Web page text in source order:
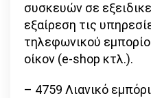
συσκευών σε
εξαίρεση τις
τηλεφωνικού
οίκον (e-shop κτλ.).
– 4759 Λιανικό